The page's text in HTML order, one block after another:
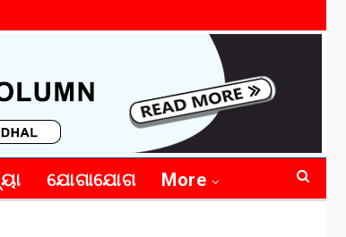
ଯୋଗାଯୋଗ More